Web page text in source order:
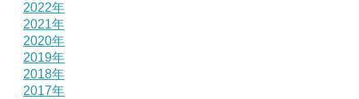
2022年
2021年
2020年
2019年
2018年
2017年